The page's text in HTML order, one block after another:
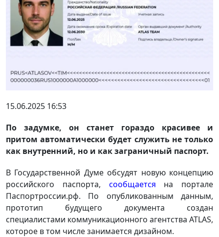
15.06.2025 16:53
По задумке, он станет гораздо красивее и
притом автоматически будет служить не только
как внутренний, но и как заграничный паспорт.
В Государственной Думе обсудят новую концепцию
российского паспорта,
сообщается на портале
Паспортроссии.рф. По опубликованным данным,
прототип будущего документа создан
специалистами коммуникационного агентства ATLAS,
которое в том числе занимается дизайном.